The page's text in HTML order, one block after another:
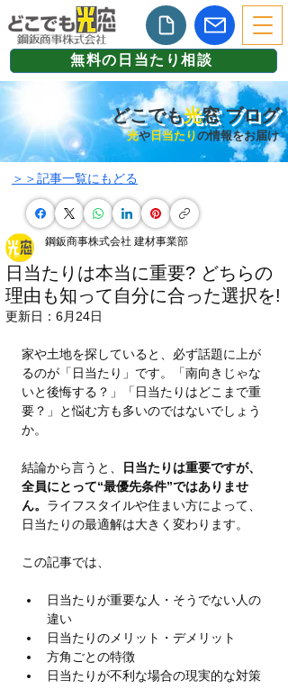
無料の日当たり相談
どこでも光窓 ブログ
光や日当たりの情報をお届け
​＞＞記事一覧にもどる
日当たりは本当に重要? どちらの
理由も知って自分に合った選択を!
鋼鈑商事株式会社 建材事業部
更新日： 6月24日
家や土地を探していると、必ず話題に上が
るのが「日当たり」です。「南向きじゃな
いと後悔する？」「日当たりはどこまで重
要？」と悩む方も多いのではないでしょう
か。
結論から言うと、
日当たりは重要ですが、
全員にとって“最優先条件”ではありませ
ん。 ライフスタイルや住まい方によって、
日当たりの最適解は大きく変わります。
この記事では、
日当たりが重要な人・そうでない人の
違い
日当たりのメリット・デメリット
方角ごとの特徴
日当たりが不利な場合の現実的な対策